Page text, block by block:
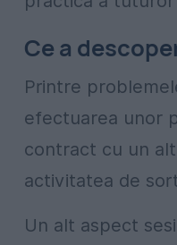
Ce a
Printre
efectuarea unor
contract cu un
activitatea de
Un alt aspect